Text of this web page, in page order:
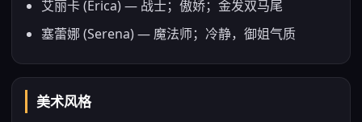
艾丽卡 (Erica) — 战士；傲娇；金发双马尾
塞蕾娜 (Serena) — 魔法师；冷静，御姐气质
美术风格